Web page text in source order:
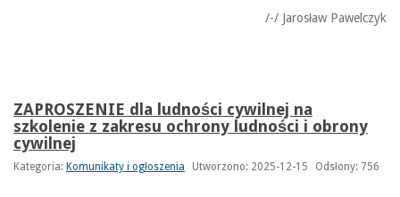
/-/ Jarosław Pawelczyk
ZAPROSZENIE dla ludności cywilnej na
szkolenie z zakresu ochrony ludności i obrony
cywilnej
Kategoria: Komunikaty i ogłoszenia Utworzono: 2025-12-15 Odsłony: 756